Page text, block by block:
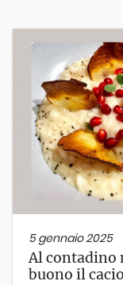
5 gennaio 2025
Al contadino
buono il